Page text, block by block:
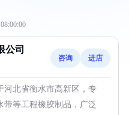
公司
咨询 进店
河北省衡水市高新区，专
带等工程橡胶制品，广泛